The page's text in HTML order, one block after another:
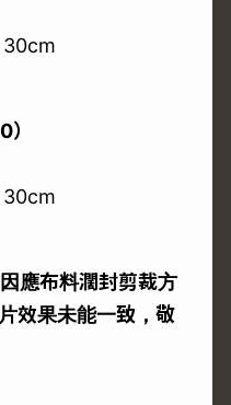
30cm
30cm
應布料濶封剪裁方
效果未能一致，敬